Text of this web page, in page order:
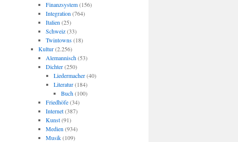
Finanzsystem(156)
Integration (764)
Italien (25)
Schweiz(33)
Twintowns(18)
Kultur(2.256)
Alemannisch(53)
Dichter(250)
Liedermacher(40)
Literatur(184)
Buch(100)
Friedhöfe(34)
Internet(387)
Kunst(91)
Medien (934)
Musik(109)